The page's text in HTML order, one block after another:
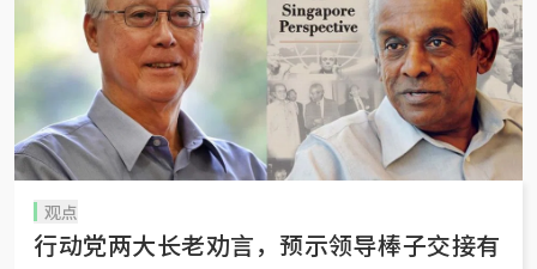
观点
行动党两大长老劝言，预示领导棒子交接有